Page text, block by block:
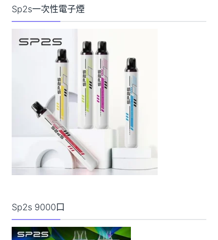
Sp2s一次性電子煙
Sp2s 9000口